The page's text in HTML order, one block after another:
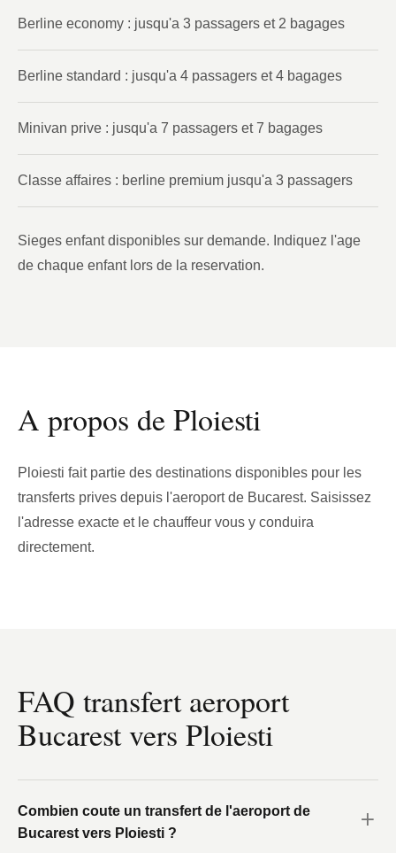
Berline economy : jusqu'a 3 passagers et 2 bagages
Berline standard : jusqu'a 4 passagers et 4 bagages
Minivan prive : jusqu'a 7 passagers et 7 bagages
Classe affaires : berline premium jusqu'a 3 passagers
Sieges enfant disponibles sur demande. Indiquez l'age
de chaque enfant lors de la reservation.
A propos de Ploiesti
Ploiesti fait partie des destinations disponibles pour les
transferts prives depuis l'aeroport de Bucarest. Saisissez
l'adresse exacte et le chauffeur vous y conduira
directement.
FAQ transfert aeroport
Bucarest vers Ploiesti
Combien coute un transfert de l'aeroport de
Bucarest vers Ploiesti ?